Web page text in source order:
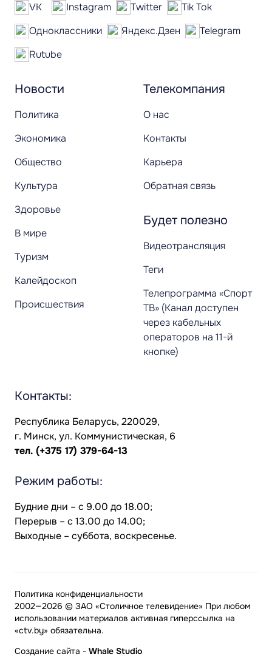
Новости
Политика
Экономика
Общество
Культура
Здоровье
В мире
Туризм
Калейдоскоп
Происшествия
Телекомпания
О нас
Контакты
Карьера
Обратная связь
Будет полезно
Видеотрансляция
Теги
Телепрограмма «Спорт
ТВ» (Канал доступен
через кабельных
операторов на 11-й
кнопке)
VK Instagram Twitter
Tik Tok
Одноклассники
Яндекс.Дзен
Telegram
Rutube
Контакты:
Республика Беларусь, 220029,
г. Минск, ул. Коммунистическая, 6
тел. (+375 17) 379-64-13
Режим работы:
Будние дни – с 9.00 до 18.00;
Перерыв – с 13.00 до 14.00;
Выходные – суббота, воскресенье.
2002—2026 © ЗАО «Столичное телевидение» При любом
использовании материалов активная гиперссылка на
«ctv.by» обязательна.
Политика конфиденциальности
Создание сайта - Whale Studio